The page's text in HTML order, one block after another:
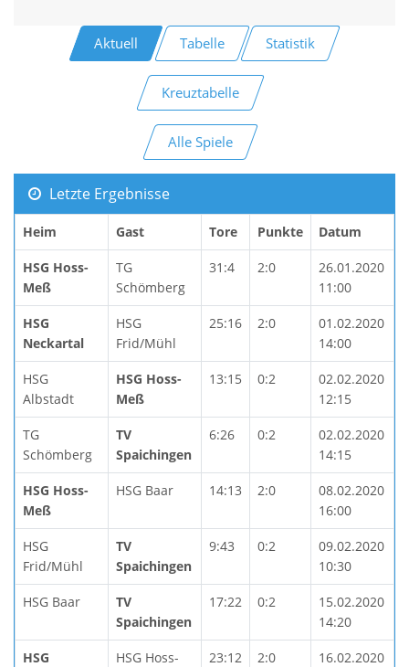
Aktuell Tabelle Statistik
Kreuztabelle
Alle Spiele
Letzte Ergebnisse
Heim Gast Tore Punkte Datum
HSG Hoss-
Meß
TG
Schömberg
31:4 2:0
26.01.2020
11:00
HSG
Neckartal
HSG
Frid/Mühl
25:16 2:0
01.02.2020
14:00
HSG
Albstadt
HSG Hoss-
Meß
13:15 0:2
02.02.2020
12:15
TG
Schömberg
TV
Spaichingen
6:26 0:2
02.02.2020
14:15
HSG Hoss-
Meß
HSG Baar 14:13 2:0
08.02.2020
16:00
HSG
Frid/Mühl
TV
Spaichingen
9:43 0:2
09.02.2020
10:30
HSG Baar
TV
Spaichingen
17:22 0:2
15.02.2020
14:20
HSG
HSG Hoss-
23:12 2:0
16.02.2020